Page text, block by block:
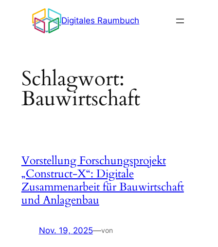
Digitales Raumbuch
Schlagwort:
Bauwirtschaft
Vorstellung Forschungsprojekt
„Construct-X“: Digitale
Zusammenarbeit für Bauwirtschaft
und Anlagenbau
Nov. 19, 2025—von